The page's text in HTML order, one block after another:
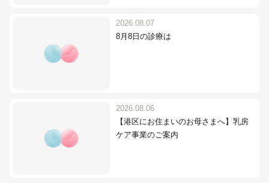
2026.08.07
8月8日の診療は
2026.08.06
【港区にお住まいのお母さまへ】乳房
ケア事業のご案内